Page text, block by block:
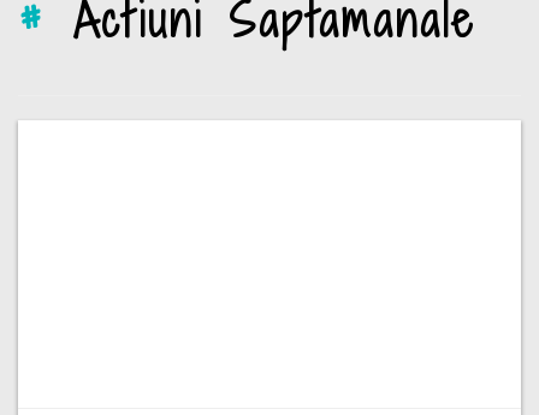
# Actiuni Saptamanale